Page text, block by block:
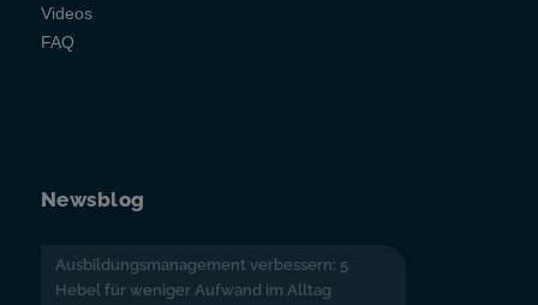
Videos
FAQ
Newsblog
Ausbildungsmanagement verbessern: 5
Hebel für weniger Aufwand im Alltag